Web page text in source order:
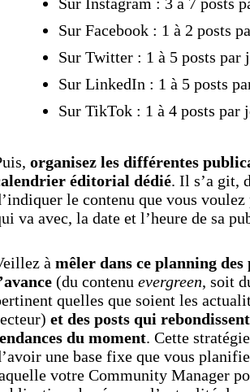
Sur Facebook : 1 à 2 posts
Sur Twitter : 1 à 5 posts par
Sur LinkedIn : 1 à 5 posts
Sur TikTok : 1 à 4 posts par
organisez les différentes
éditorial dédié. Il s’a git,
le contenu que vous voulez
va avec, la date et l’heure de sa
à mêler dans ce planning des
(du contenu evergreen, soit
quelles que soient les
et des posts qui
du moment. Cette
une base fixe que vous
votre Community Manager